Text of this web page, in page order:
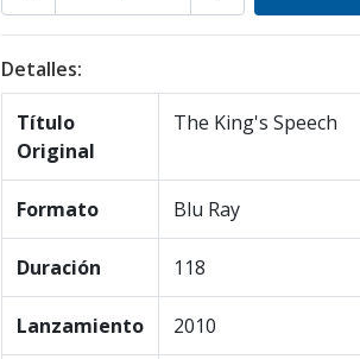
Detalles:
Título
Original
The King's Speech
Formato Blu Ray
Duración 118
Lanzamiento 2010